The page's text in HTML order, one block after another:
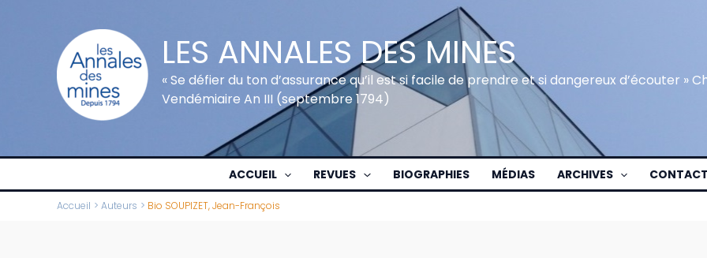
LES ANNALES DES MINES
« Se défier du ton d’assurance qu’il est si facile de prendre et si dangereux d’écouter »
Vendémiaire An III (septembre 1794)
ACCUEIL REVUES BIOGRAPHIES MÉDIAS ARCHIVES CONTACT
Accueil Auteurs Bio SOUPIZET, Jean-François